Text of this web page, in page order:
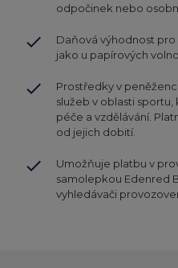
odpočinek nebo
done
Daňová výhodnost
jako u papírových
done
Prostředky v
služeb v oblasti
péče a vzdělávání.
od jejich dobití.
done
Umožňuje platbu v
samolepkou Edenred
vyhledávači